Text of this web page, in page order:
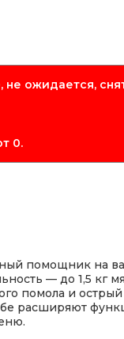
не ожидается,
0.
помощник на
— до 1,5 кг
помола и
расширяют